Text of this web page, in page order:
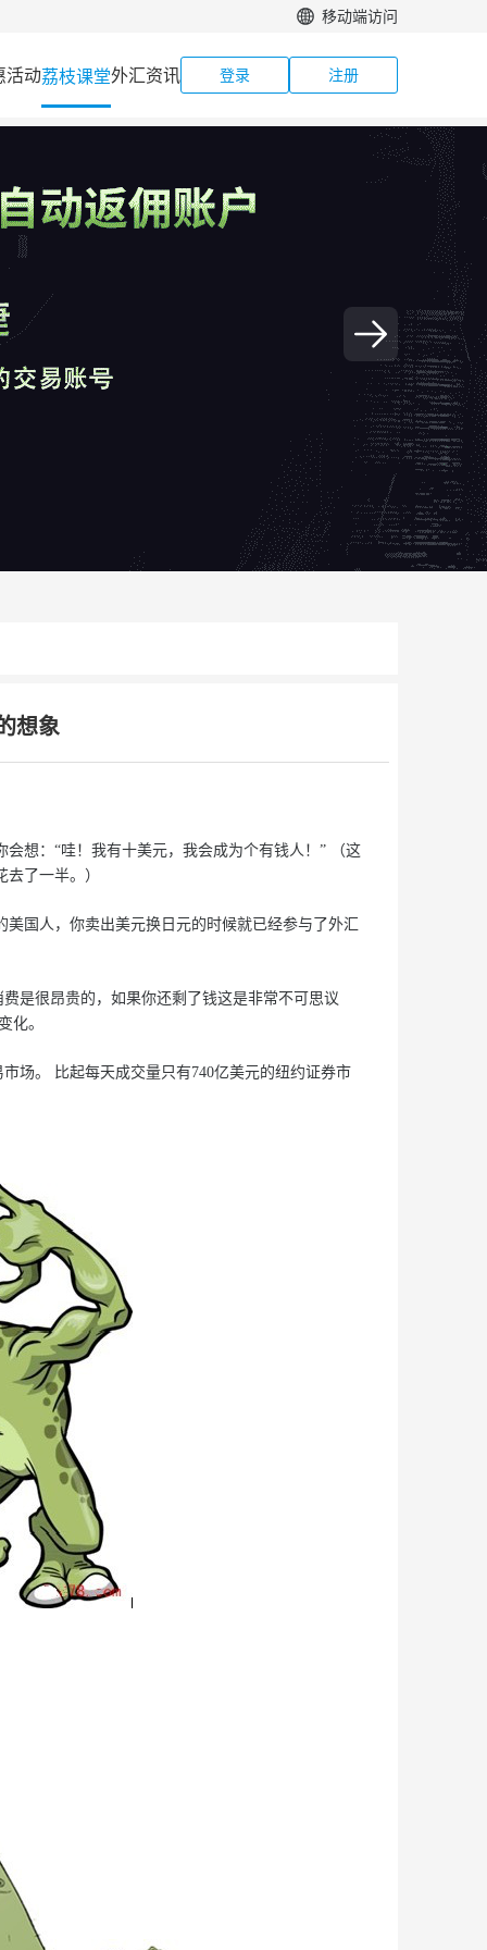
移动端访问
活动荔枝课堂外汇资讯 登录 注册
想象
想：“哇！我有十美元，我会成为个有钱人！” （这
了一半。）
人，你卖出美元换日元的时候就已经参与了外汇
很昂贵的，如果你还剩了钱这是非常不可思议
化。
场。 比起每天成交量只有740亿美元的纽约证券市